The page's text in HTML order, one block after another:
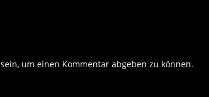
sein, um einen Kommentar abgeben zu können.